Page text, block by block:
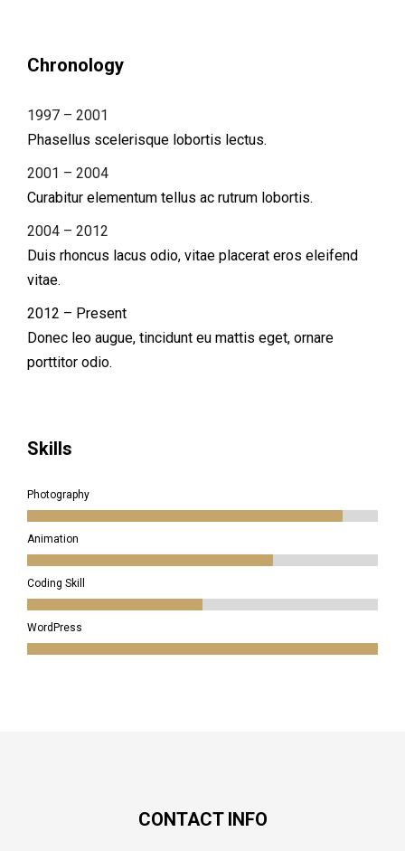
Chronology
1997 – 2001
Phasellus scelerisque lobortis lectus.
2001 – 2004
Curabitur elementum tellus ac rutrum lobortis.
2004 – 2012
Duis rhoncus lacus odio, vitae placerat eros eleifend
vitae.
2012 – Present
Donec leo augue, tincidunt eu mattis eget, ornare
porttitor odio.
Skills
Photography
Animation
Coding Skill
WordPress
CONTACT INFO